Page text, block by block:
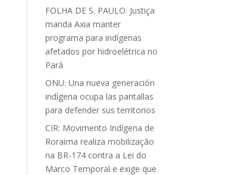
FOLHA DE S. PAULO: Justiça
manda Axia manter
programa para indígenas
afetados por hidroelétrica no
Pará
ONU: Una nueva generación
indígena ocupa las pantallas
para defender sus territorios
CIR: Movimento Indígena de
Roraima realiza mobilização
na BR-174 contra a Lei do
Marco Temporal e exige que